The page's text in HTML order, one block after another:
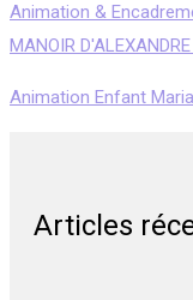
Animation &
MANOIR
Animation Enfant
Articles